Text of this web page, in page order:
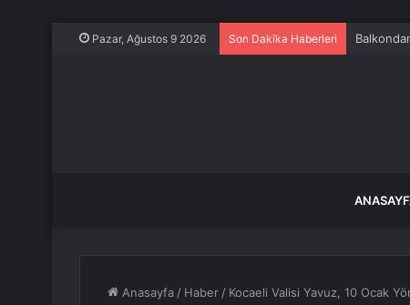
Pazar, Ağustos 9 2026 Son Dakika Haberleri
Anasayfa / Haber / Kocaeli Valisi Yavuz, 10 Ocak